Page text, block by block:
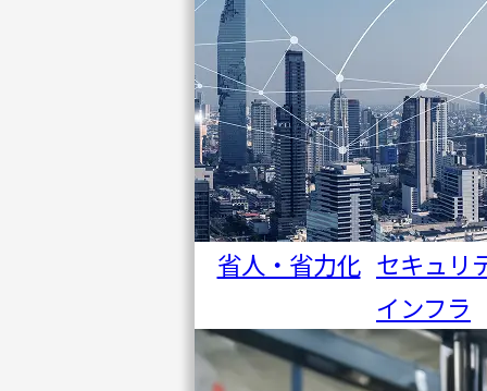
省人・省力化 セキュリ
インフラ